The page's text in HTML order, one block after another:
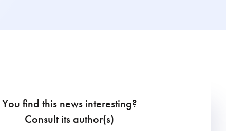
You find this news interesting?
Consult its author(s)